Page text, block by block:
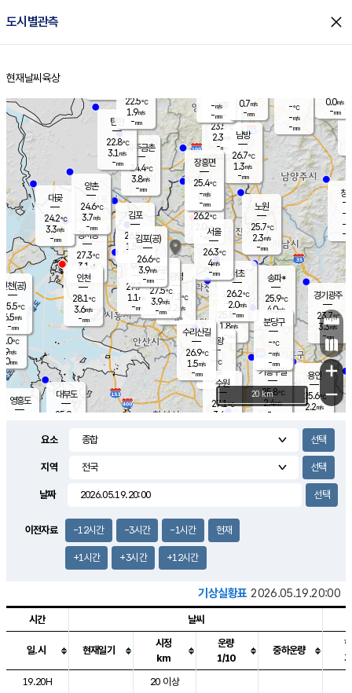
도시별관측 close
홈
현재날씨 육상
의도
℃
m/s
mm
영흥도
양주
23.5℃
2.3
-mm
과천
25.8℃
1.8m/s
- mm
용인
25.6℃
2.2m/s
경기광주
23.7℃
3.3m/s
-mm
2.7m/s
대부도
25.9
14.5
경서동
27.3℃
3.1 m/s
-mm
파주금촌
24.4℃
3.8m/s
-mm
-℃
-m/s
-mm
대곶
24.2℃
3.3m/s
-mm
창
-
-m/
-
탄현
22.8℃
3.1 m/s
-mm
0.0m/s
-mm
의왕
- ℃
m/s
mm
김포
26.5℃
1.5 m/s
mm
광명
27.2 ℃
2.2 m/s
-mm
부천
27.7℃
1.1 m/s
-mm
양촌
24.6℃
3.7m/s
-mm
구로
27.5℃
3.9m/s
-mm
은평
26.2℃
2.0 m/s
- mm
노원
25.7℃
2.3m/s
-mm
송파*
25.9℃
4.0m/s
-mm
서초
26.2℃
2.0m/s
-mm
남방
26.7℃
1.3m/s
-mm
기흥구갈
25.8℃
2.4m/s
-
수리산길
26.9℃
1.5m/s
-mm
분당구
-℃
-m/s
-mm
장흥면
25.4℃
-m/s
-mm
-m/s
-mm
인천(공)
25.5℃
6.5m/s
-mm
김포(공)
26.6℃
3.9m/s
-mm
수원
27.1℃
3.4 m/s
인천
28.1℃
3.6m/s
-mm
서울
26.3℃
4m/s
-mm
22.5℃
1.9m/s
-mm
0.7m/s
-mm
+
−
20 km
요소
지역
날짜
이전자료 -12시간 -3시간 -1시간 현재
+1시간 +3시간 +12시간
기상실황표 2026.05.19.20:00
도시별 기상실황표로 지점, 날씨, 기온, 강수, 바람, 기압등을 안내한 표입
시간 날씨
일.시 현재일기
시정
km
운량
1/10
중하운량
19.20H
20 이상